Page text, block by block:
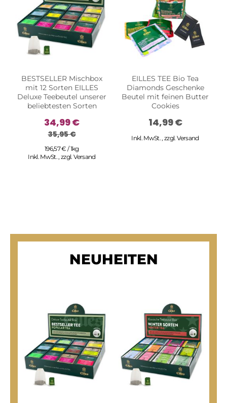
BESTSELLER Mischbox
mit 12 Sorten EILLES
Deluxe Teebeutel unserer
beliebtesten Sorten
34,99 €
35,95 €
196,57 € / 1kg
Inkl. MwSt.,zzgl.Versand
EILLES TEE Bio Tea
Diamonds Geschenke
Beutel mit feinen Butter
Cookies
14,99 €
Inkl. MwSt.,zzgl.Versand
NEUHEITEN